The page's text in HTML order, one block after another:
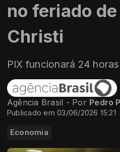
no feriado
Christi
PIX funcionará 24
Agência Brasil - Por Pedro
Publicado em 03/06/2026 15:21
Economia